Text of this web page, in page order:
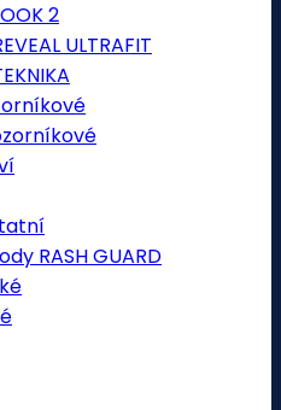
2
ULTRAFIT
RASH GUARD